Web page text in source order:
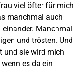
viel öfter für mich
manchmal auch
einander. Manchmal
und trösten. Und
und sie wird mich
es da ein